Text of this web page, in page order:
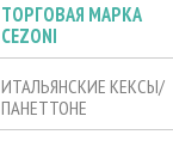
ТОРГОВАЯ МАРКА
CEZONI
ИТАЛЬЯНСКИЕ КЕКСЫ/
ПАНЕТТОНЕ